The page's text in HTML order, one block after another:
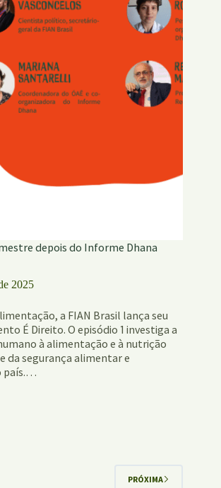
depois do Informe Dhana
2025
a FIAN Brasil lança seu
É Direito. O episódio 1 investiga a
à alimentação e à nutrição
da segurança alimentar e
país.…
PRÓXIMA